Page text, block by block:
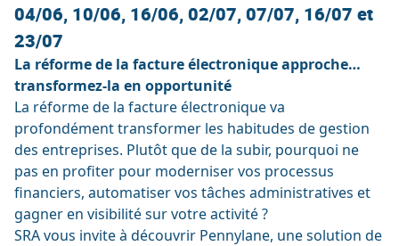
04/06, 10/06, 16/06, 02/07, 07/07, 16/07 et
23/07
La réforme de la facture électronique approche…
transformez-la en opportunité
La réforme de la facture électronique va
profondément transformer les habitudes de gestion
des entreprises. Plutôt que de la subir, pourquoi ne
pas en profiter pour moderniser vos processus
financiers, automatiser vos tâches administratives et
gagner en visibilité sur votre activité ?
SRA vous invite à découvrir Pennylane, une solution de